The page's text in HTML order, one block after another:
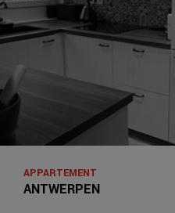
ANTWERPEN
APPARTEMENT